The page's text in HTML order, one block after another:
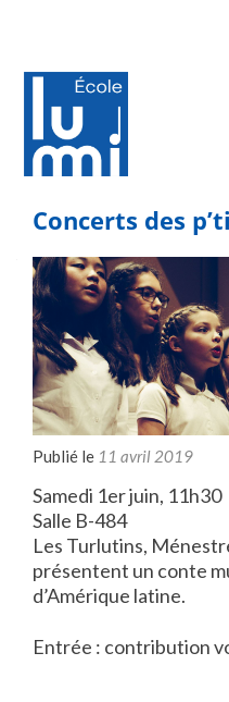
Concerts des
Publié le 11 avril 2019
Samedi 1er juin, 11h30
Salle B-484
Les Turlutins,
présentent un conte
d’Amérique latine.
Entrée : contribution